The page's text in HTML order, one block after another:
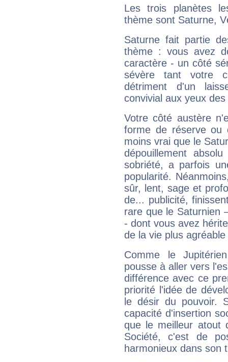
Les trois planètes
thème sont Saturne,
Saturne fait partie
thème : vous avez
caractère - un côté
sévère tant votre
détriment d'un
convivial aux yeux
Votre côté austère
forme de réserve
moins vrai que le
dépouillement
sobriété, a parfois
popularité.
sûr, lent, sage et
de... publicité,
rare que le Saturnien
- dont vous avez
de la vie plus
Comme le
pousse à aller vers
différence avec ce
priorité l'idée de
le désir du pouvoir.
capacité d'insertion
que le meilleur atout
Société, c'est de
harmonieux dans son